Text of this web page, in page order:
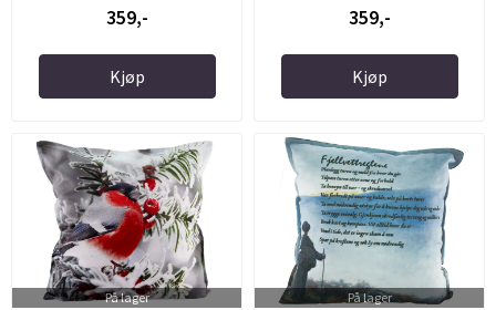
359,-
Kjøp
359,-
Kjøp
På lager På lager